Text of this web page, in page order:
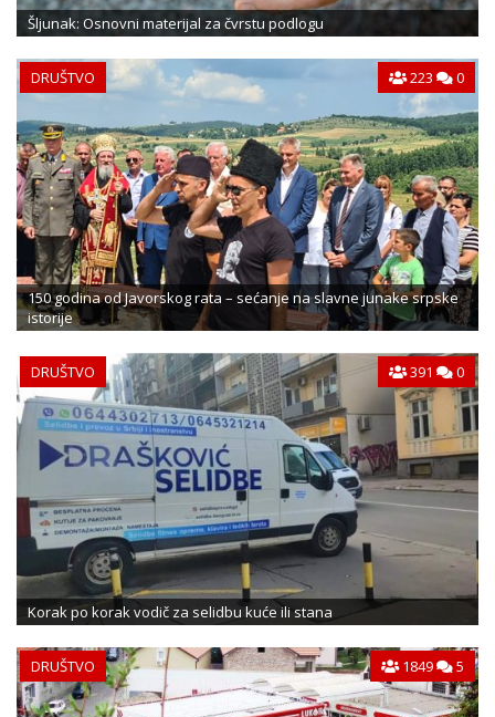
Šljunak: Osnovni materijal za čvrstu podlogu
DRUŠTVO 223 0
150 godina od Javorskog rata – sećanje na slavne junake srpske
istorije
DRUŠTVO 391 0
Korak po korak vodič za selidbu kuće ili stana
DRUŠTVO 1849 5